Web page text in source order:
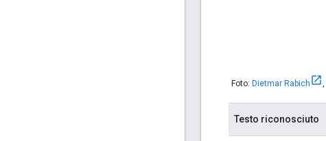
Foto: Dietmar Rabich ,
Testo riconosciuto